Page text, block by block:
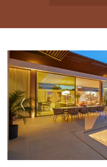
Previous